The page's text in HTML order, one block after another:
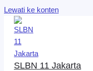
Lewati ke konten
SLBN 11 Jakarta